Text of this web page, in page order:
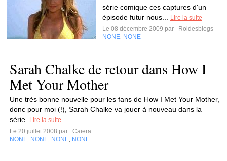
série comique ces captures d'un
épisode futur nous...
Lire la suite
Le 08 décembre 2009 par
Roidesblogs
NONE NONE
Sarah Chalke de retour dans How I
Met Your Mother
Une très bonne nouvelle pour les fans de How I Met Your Mother,
donc pour moi (!), Sarah Chalke va jouer à nouveau dans la
série.
Lire la suite
Le 20 juillet 2008 par
Caiera
NONE NONE NONE NONE